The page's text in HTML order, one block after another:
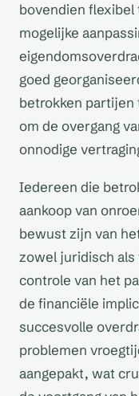
bovendien flexibel
mogelijke
goed
betrokken
om de overgang
onnodige
Iedereen die
aankoop van
bewust zijn van
zowel juridisch als
controle van het
de financiële
succesvolle
problemen
aangepakt, wat